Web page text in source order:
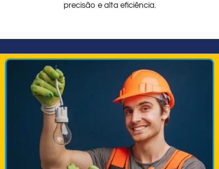
precisão e alta eficiência.